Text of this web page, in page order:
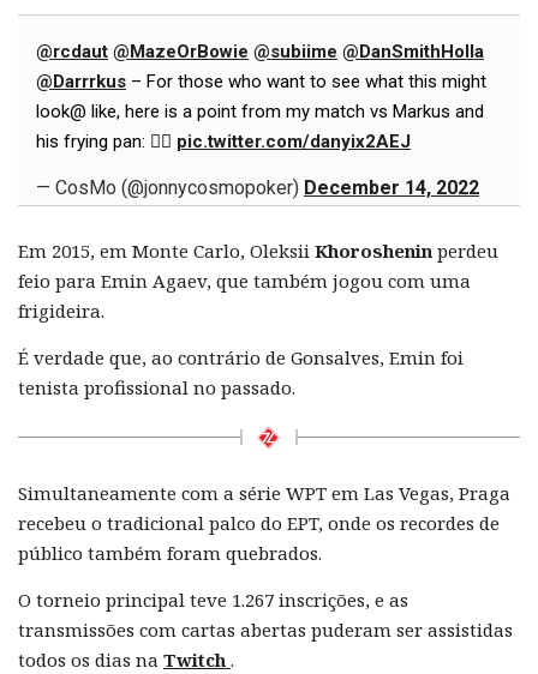
@rcdaut @MazeOrBowie @subiime @DanSmithHolla
@Darrrkus – For those who want to see what this might
look@ like, here is a point from my match vs Markus and
his frying pan: 😵‍💫 pic.twitter.com/danyix2AEJ
— CosMo (@jonnycosmopoker) December 14, 2022
Em 2015, em Monte Carlo, Oleksii Khoroshenin perdeu
feio para Emin Agaev, que também jogou com uma
frigideira.
É verdade que, ao contrário de Gonsalves, Emin foi
tenista profissional no passado.
Simultaneamente com a série WPT em Las Vegas, Praga
recebeu o tradicional palco do EPT, onde os recordes de
público também foram quebrados.
O torneio principal teve 1.267 inscrições, e as
transmissões com cartas abertas puderam ser assistidas
todos os dias na Twitch .